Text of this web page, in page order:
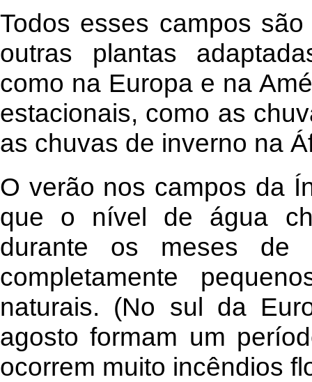
Todos esses campos
outras plantas
como na Europa e na
estacionais, como as
as chuvas de inverno na
O verão nos campos da
que o nível de água
durante os meses de
completamente
naturais. (No sul da
agosto formam um
ocorrem muito incêndios